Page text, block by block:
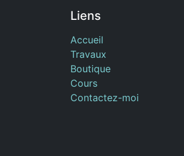
Liens
Accueil
Travaux
Boutique
Cours
Contactez-moi